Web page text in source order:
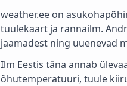
weather.ee on
tuulekaart ja rannailm.
jaamadest ning uuenevad
Ilm Eestis täna annab
õhutemperatuuri, tuule